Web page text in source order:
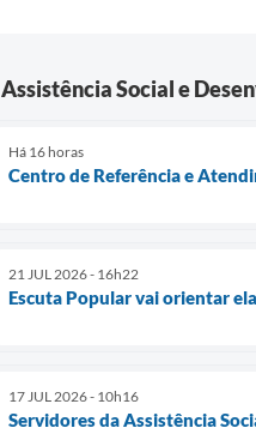
Assistência Social e
Há 16 horas
Centro de Referência e
21 JUL 2026 - 16h22
Escuta Popular vai orientar
17 JUL 2026 - 10h16
Servidores da Assistência